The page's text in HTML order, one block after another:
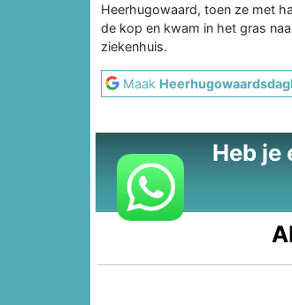
Heerhugowaard, toen ze met
de kop en kwam in het gras
ziekenhuis.
Maak
Heb je